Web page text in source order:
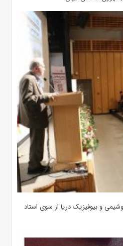
و بیوفیزیک دریا از سوی استاد